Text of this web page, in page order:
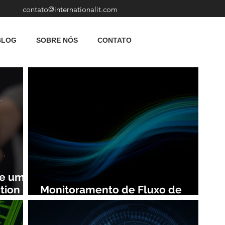
contato@internationalit.com
SOBRE NÓS CONTATO
uma
Monitoramento de Fluxo de
Rede: Vantagens e Benefícios